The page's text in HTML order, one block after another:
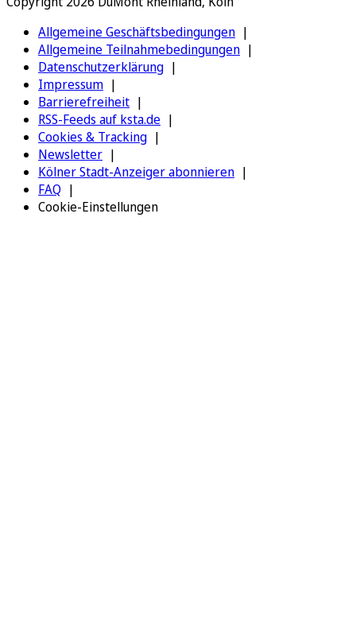
Allgemeine Geschäftsbedingungen
Allgemeine Teilnahmebedingungen
Datenschutzerklärung
Impressum
Barrierefreiheit
RSS-Feeds auf ksta.de
Cookies & Tracking
Newsletter
Kölner Stadt-Anzeiger abonnieren
FAQ
Cookie-Einstellungen